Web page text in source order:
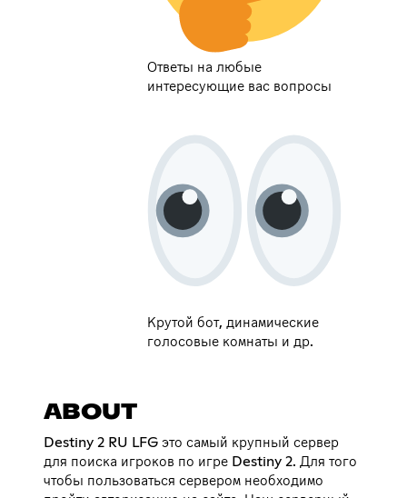
Ответы на любые
интересующие вас вопросы
Крутой бот, динамические
голосовые комнаты и др.
ABOUT
Destiny 2 RU LFG это самый крупный сервер
для поиска игроков по игре Destiny 2. Для того
чтобы пользоваться сервером необходимо